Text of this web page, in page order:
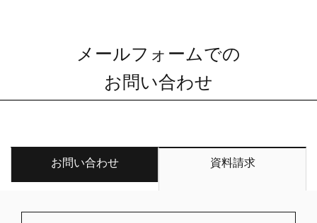
メールフォームでの
お問い合わせ
お問い合わせ 資料請求